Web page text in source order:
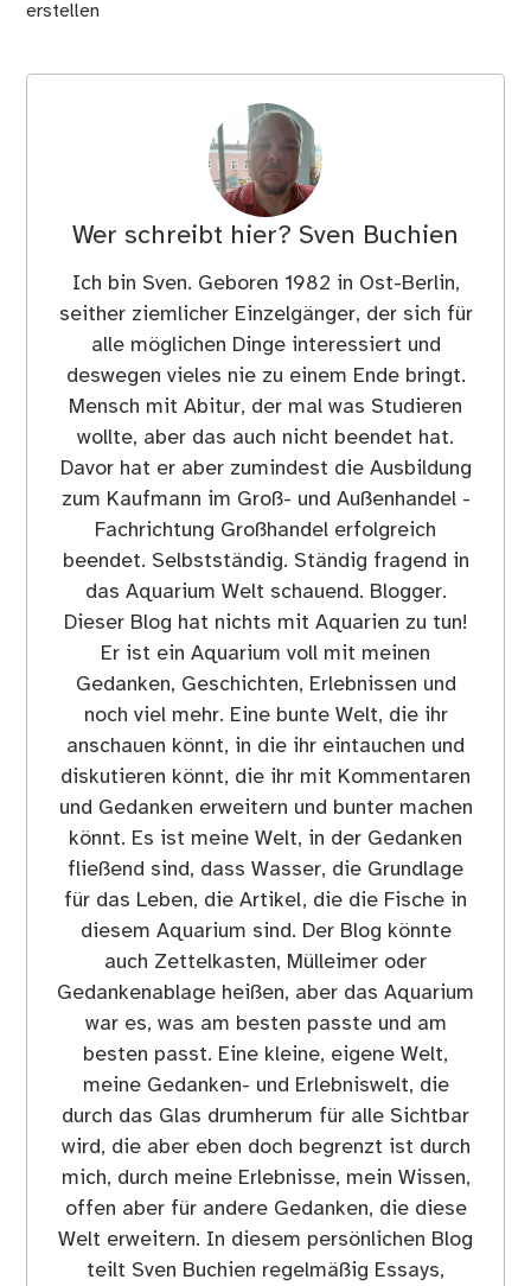
erstellen
Wer schreibt hier? Sven Buchien
Ich bin Sven. Geboren 1982 in Ost-Berlin,
seither ziemlicher Einzelgänger, der sich für
alle möglichen Dinge interessiert und
deswegen vieles nie zu einem Ende bringt.
Mensch mit Abitur, der mal was Studieren
wollte, aber das auch nicht beendet hat.
Davor hat er aber zumindest die Ausbildung
zum Kaufmann im Groß- und Außenhandel -
Fachrichtung Großhandel erfolgreich
beendet. Selbstständig. Ständig fragend in
das Aquarium Welt schauend. Blogger.
Dieser Blog hat nichts mit Aquarien zu tun!
Er ist ein Aquarium voll mit meinen
Gedanken, Geschichten, Erlebnissen und
noch viel mehr. Eine bunte Welt, die ihr
anschauen könnt, in die ihr eintauchen und
diskutieren könnt, die ihr mit Kommentaren
und Gedanken erweitern und bunter machen
könnt. Es ist meine Welt, in der Gedanken
fließend sind, dass Wasser, die Grundlage
für das Leben, die Artikel, die die Fische in
diesem Aquarium sind. Der Blog könnte
auch Zettelkasten, Mülleimer oder
Gedankenablage heißen, aber das Aquarium
war es, was am besten passte und am
besten passt. Eine kleine, eigene Welt,
meine Gedanken- und Erlebniswelt, die
durch das Glas drumherum für alle Sichtbar
wird, die aber eben doch begrenzt ist durch
mich, durch meine Erlebnisse, mein Wissen,
offen aber für andere Gedanken, die diese
Welt erweitern. In diesem persönlichen Blog
teilt Sven Buchien regelmäßig Essays,